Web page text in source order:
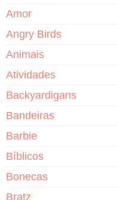
Amor
Angry Birds
Animais
Atividades
Backyardigans
Bandeiras
Barbie
Bíblicos
Bonecas
Bratz